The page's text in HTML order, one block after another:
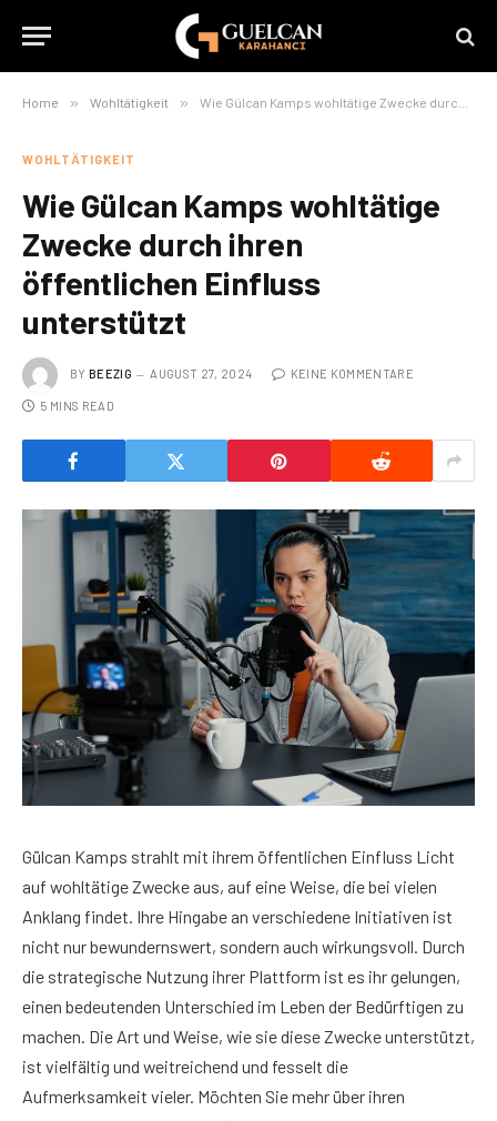
Home » Wohltätigkeit » Wie Gülcan Kamps wohltätige Zwecke durch ihren öffentlichen Einfluss unterstützt
WOHLTÄTIGKEIT
Wie Gülcan Kamps wohltätige
Zwecke durch ihren
öffentlichen Einfluss
unterstützt
BY BEEZIG AUGUST 27, 2024 KEINE KOMMENTARE
5 MINS READ
Gülcan Kamps strahlt mit ihrem öffentlichen Einfluss Licht
auf wohltätige Zwecke aus, auf eine Weise, die bei vielen
Anklang findet. Ihre Hingabe an verschiedene Initiativen ist
nicht nur bewundernswert, sondern auch wirkungsvoll. Durch
die strategische Nutzung ihrer Plattform ist es ihr gelungen,
einen bedeutenden Unterschied im Leben der Bedürftigen zu
machen. Die Art und Weise, wie sie diese Zwecke unterstützt,
ist vielfältig und weitreichend und fesselt die
Aufmerksamkeit vieler. Möchten Sie mehr über ihren